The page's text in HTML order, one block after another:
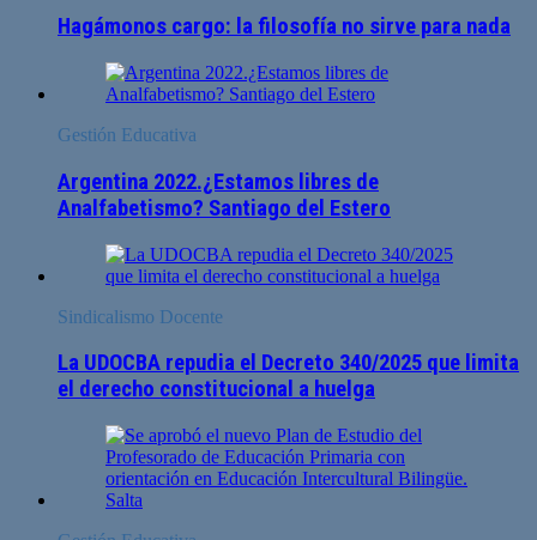
Hagámonos cargo: la filosofía no sirve para nada
Gestión Educativa
Argentina 2022.¿Estamos libres de
Analfabetismo? Santiago del Estero
Sindicalismo Docente
La UDOCBA repudia el Decreto 340/2025 que limita
el derecho constitucional a huelga